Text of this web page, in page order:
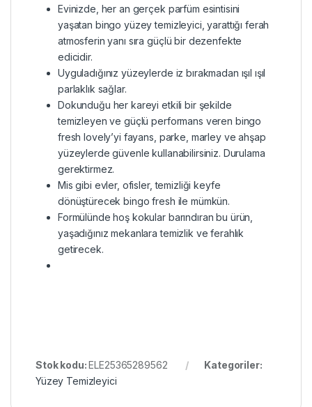
Evinizde, her an gerçek parfüm esintisini
yaşatan bingo yüzey temizleyici, yarattığı ferah
atmosferin yanı sıra güçlü bir dezenfekte
edicidir.
Uyguladığınız yüzeylerde iz bırakmadan ışıl ışıl
parlaklık sağlar.
Dokunduğu her kareyi etkili bir şekilde
temizleyen ve güçlü performans veren bingo
fresh lovely’yi fayans, parke, marley ve ahşap
yüzeylerde güvenle kullanabilirsiniz. Durulama
gerektirmez.
Mis gibi evler, ofisler, temizliği keyfe
dönüştürecek bingo fresh ile mümkün.
Formülünde hoş kokular barındıran bu ürün,
yaşadığınız mekanlara temizlik ve ferahlık
getirecek.
Stok kodu:ELE25365289562
Kategoriler:
Yüzey Temizleyici